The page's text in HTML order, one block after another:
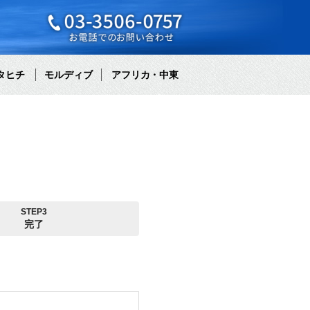
ヒチ モルディブ アフリカ・中東
STEP3
完了